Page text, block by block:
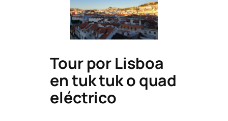
Tour por Lisboa
en tuk tuk o quad
eléctrico